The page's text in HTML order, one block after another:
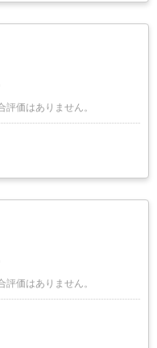
価はありません。
価はありません。